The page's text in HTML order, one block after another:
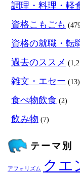
調理・料理・軽
資格こもごも
資格の就職・転
過去のススメ
雑文・エセー (13)
食べ物飲食 (2)
飲み物 (7)
テーマ別
アフォリズム クエ